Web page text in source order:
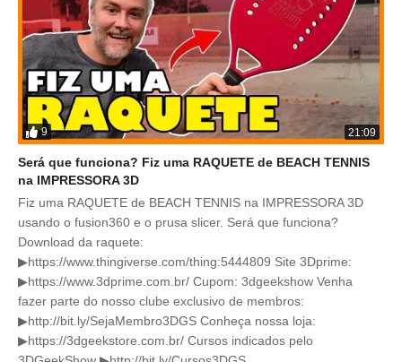
9 21:09
Será que funciona? Fiz uma RAQUETE de BEACH TENNIS
na IMPRESSORA 3D
Fiz uma RAQUETE de BEACH TENNIS na IMPRESSORA 3D
usando o fusion360 e o prusa slicer. Será que funciona?
Download da raquete:
▶https://www.thingiverse.com/thing:5444809 Site 3Dprime:
▶https://www.3dprime.com.br/ Cupom: 3dgeekshow Venha
fazer parte do nosso clube exclusivo de membros:
▶http://bit.ly/SejaMembro3DGS Conheça nossa loja:
▶https://3dgeekstore.com.br/ Cursos indicados pelo